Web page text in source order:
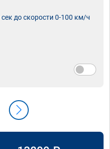
до скорости 0-100 км/ч